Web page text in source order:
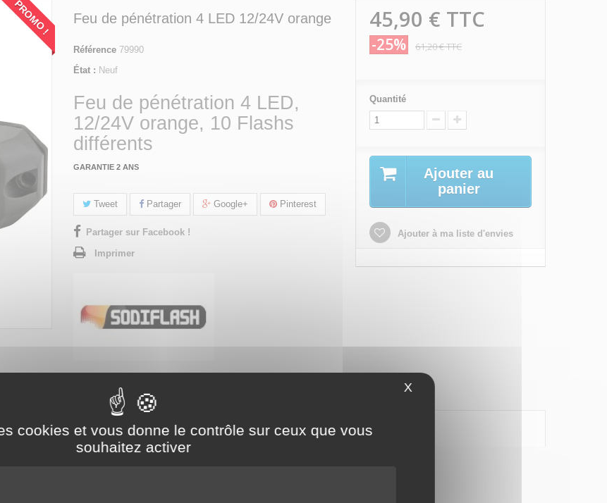
cookies et vous donne le contrôle sur ceux que vous
souhaitez activer
X Masquer le bandeau des cookies
PROMO ! Feu de pénétration 4 LED 12/24V orange
Référence 79990
État : Neuf
Feu de pénétration 4 LED,
12/24V orange, 10 Flashs
différents
GARANTIE 2 ANS
Tweet Partager Google+ Pinterest
Partager sur Facebook !
Imprimer
45,90 € TTC
-25% 61,20 €TTC
Quantité
Ajouter au
panier
Ajouter à ma liste d'envies
4 LED 12/24V ORANGE
différents